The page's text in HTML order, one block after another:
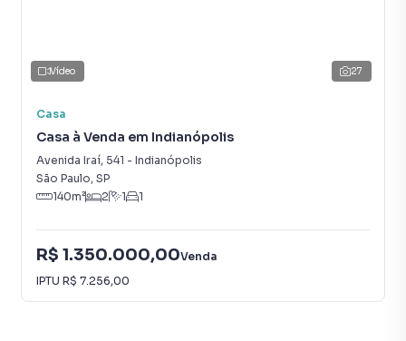
27
Vídeo
Casa
Casa à Venda em Indianópolis
Avenida Iraí, 541 - Indianópolis
São Paulo, SP
140m² 2 1 1
R$ 1.350.000,00Venda
IPTU R$ 7.256,00